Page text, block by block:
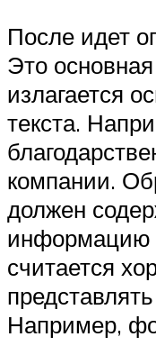
После идет
Это
излагается
текста.
компании.
должен
информацию
считается
Например,